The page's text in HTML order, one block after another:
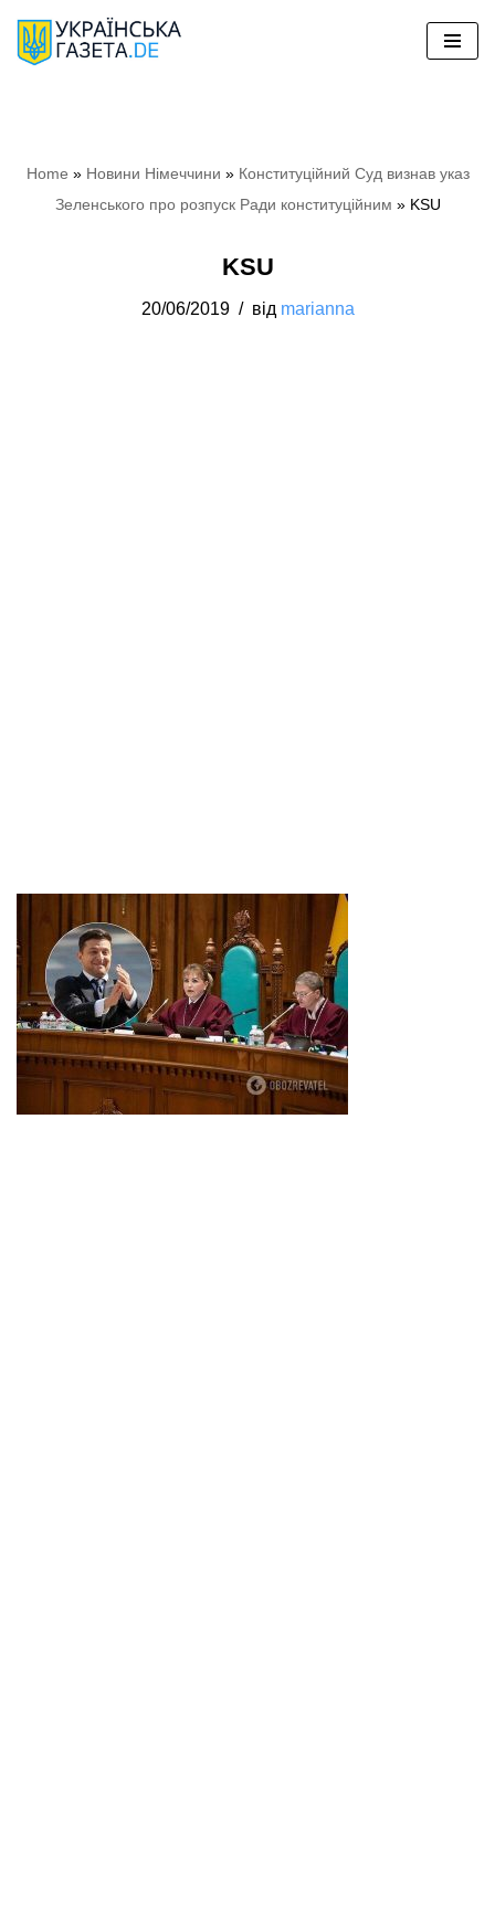
Перейти
Home » Новини Німеччини » Конституційний Суд визнав указ
Зеленського про розпуск Ради конституційним » KSU
KSU
20/06/2019 від marianna